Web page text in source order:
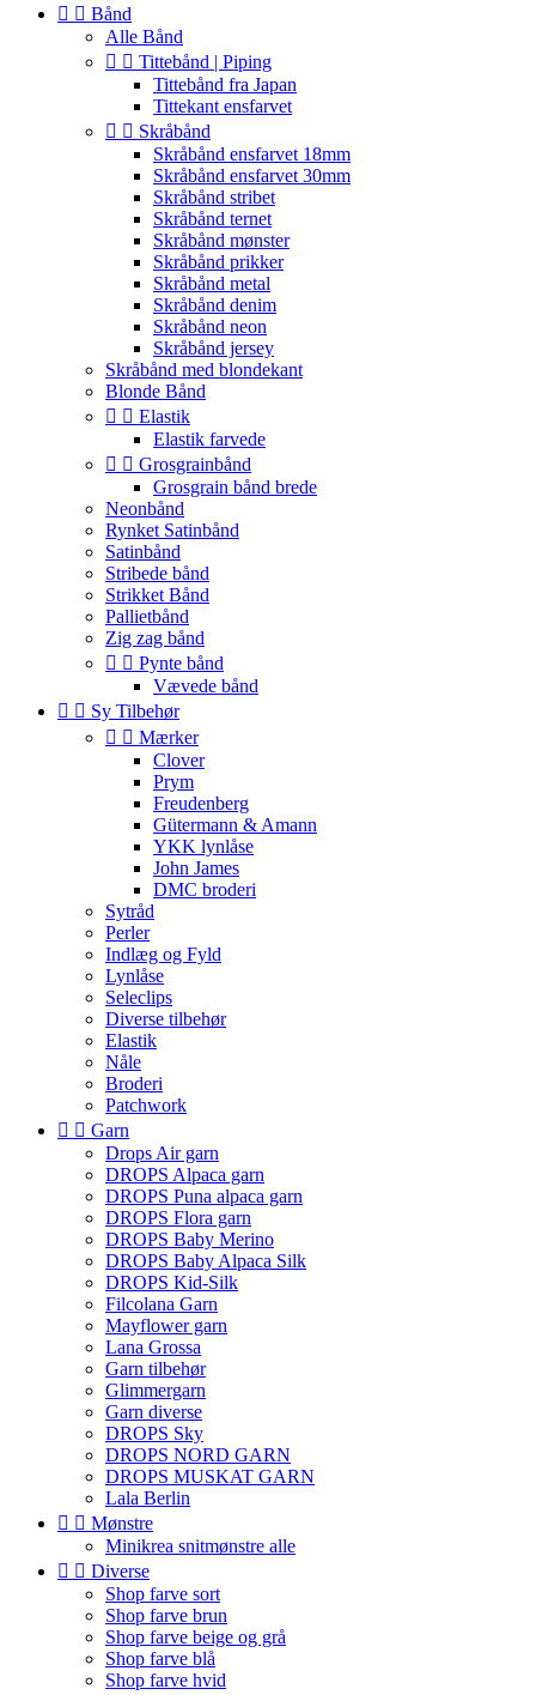
  Bånd
Alle Bånd
  Tittebånd | Piping
Tittebånd fra Japan
Tittekant ensfarvet
  Skråbånd
Skråbånd ensfarvet 18mm
Skråbånd ensfarvet 30mm
Skråbånd stribet
Skråbånd ternet
Skråbånd mønster
Skråbånd prikker
Skråbånd metal
Skråbånd denim
Skråbånd neon
Skråbånd jersey
Skråbånd med blondekant
Blonde Bånd
  Elastik
Elastik farvede
  Grosgrainbånd
Grosgrain bånd brede
Neonbånd
Rynket Satinbånd
Satinbånd
Stribede bånd
Strikket Bånd
Pallietbånd
Zig zag bånd
  Pynte bånd
Vævede bånd
  Sy Tilbehør
  Mærker
Clover
Prym
Freudenberg
Gütermann & Amann
YKK lynlåse
John James
DMC broderi
Sytråd
Perler
Indlæg og Fyld
Lynlåse
Seleclips
Diverse tilbehør
Elastik
Nåle
Broderi
Patchwork
  Garn
Drops Air garn
DROPS Alpaca garn
DROPS Puna alpaca garn
DROPS Flora garn
DROPS Baby Merino
DROPS Baby Alpaca Silk
DROPS Kid-Silk
Filcolana Garn
Mayflower garn
Lana Grossa
Garn tilbehør
Glimmergarn
Garn diverse
DROPS Sky
DROPS NORD GARN
DROPS MUSKAT GARN
Lala Berlin
  Mønstre
Minikrea snitmønstre alle
  Diverse
Shop farve sort
Shop farve brun
Shop farve beige og grå
Shop farve blå
Shop farve hvid